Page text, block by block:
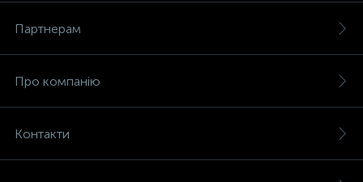
Партнерам
Про компанію
Контакти